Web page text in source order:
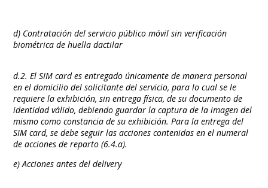
d) Contratación del servicio público móvil sin verificación
biométrica de huella dactilar
d.2. El SIM card es entregado únicamente de manera personal
en el domicilio del solicitante del servicio, para lo cual se le
requiere la exhibición, sin entrega física, de su documento de
identidad válido, debiendo guardar la captura de la imagen del
mismo como constancia de su exhibición. Para la entrega del
SIM card, se debe seguir las acciones contenidas en el numeral
de acciones de reparto (6.4.a).
e) Acciones antes del delivery